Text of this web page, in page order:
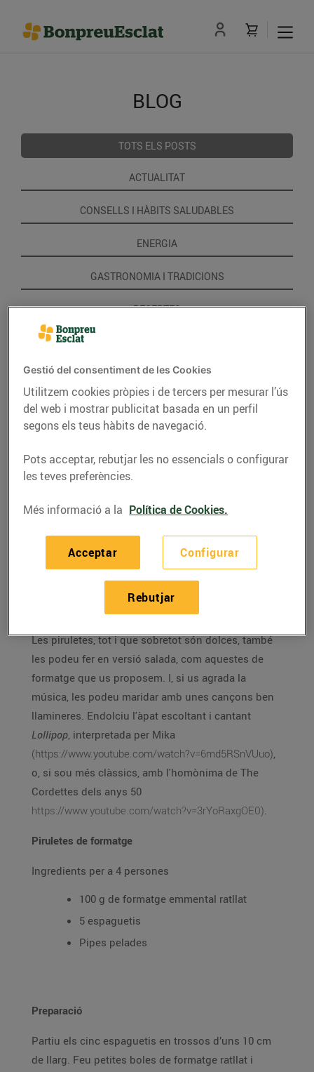
BLOG
TOTS ELS POSTS
ACTUALITAT
CONSELLS I HÀBITS SALUDABLES
ENERGIA
GASTRONOMIA I TRADICIONS
RECEPTES
RECEPTES
Piruletes de mil colors i
sabors
Les piruletes, tot i que sobretot són dolces, també
les podeu fer en versió salada, com aquestes de
formatge que us proposem. I, si us agrada la
música, les podeu maridar amb unes cançons ben
llamineres. Endolciu l'àpat escoltant i cantant
Lollipop
, interpretada per Mika
(https://www.youtube.com/watch?v=6md5RSnVUuo),
o, si sou més clàssics, amb l'homònima de The
Cordettes dels anys 50
https://www.youtube.com/watch?v=3rYoRaxgOE0).
Piruletes de formatge
Ingredients per a 4 persones
100 g de formatge emmental ratllat
5 espaguetis
Pipes pelades
Preparació
Partiu els cinc espaguetis en trossos d’uns 10 cm
de llarg. Feu petites boles de formatge ratllat i
Gestió del consentiment de les Cookies
Utilitzem cookies pròpies i de tercers per mesurar l’ús
del web i mostrar publicitat basada en un perfil
segons els teus hàbits de navegació.
Pots acceptar, rebutjar les no essencials o configurar
les teves preferències.
Més informació a la Política de Cookies.
Configurar
Rebutjar
Acceptar